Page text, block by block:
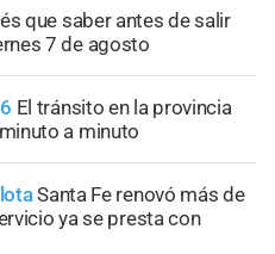
que saber antes de salir
7 de agosto
El tránsito en la provincia
a minuto
Santa Fe renovó más de
ya se presta con